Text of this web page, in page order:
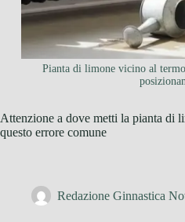
Pianta di limone vicino al
Attenzione a dove metti la pianta di
questo errore comune
Redazione Ginnastica